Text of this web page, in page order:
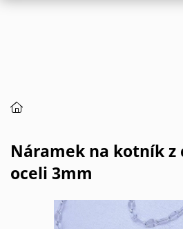
Náramek na kotník z chirurgické
oceli 3mm